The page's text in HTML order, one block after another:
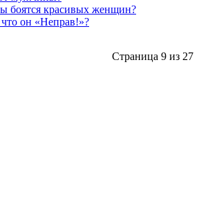
боятся красивых женщин?
что он «Неправ!»?
Страница 9 из 27